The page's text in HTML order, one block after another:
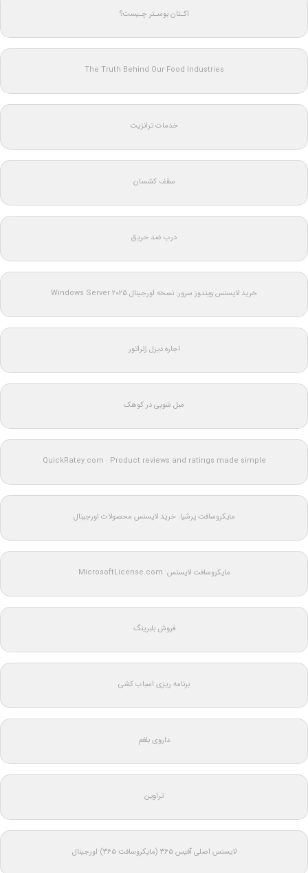
اکـتان بوسـتر چـیست؟
The Truth Behind Our Food Industries
خدمات ترانزیت
سقف کشسان
درب ضد حریق
خرید لایسنس ویندوز سرور: نسخه اورجینال Windows Server 2025
اجاره دیزل ژنراتور
مبل شویی در کوهک
QuickRatey.com : Product reviews and ratings made simple
مایکروسافت پرشیا: خرید لایسنس محصولات اورجینال
مایکروسافت لایسنس: MicrosoftLicense.com
فروش بلبرینگ
برنامه ریزی اسباب کشی
داروی بلغم
تراوین
لایسنس اصلی آفیس ۳۶۵ (مایکروسافت ۳۶۵) اورجینال